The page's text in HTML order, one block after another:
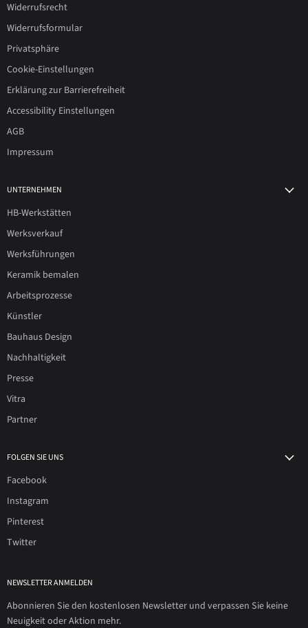
Widerrufsrecht
Widerrufsformular
Privatsphäre
Cookie-Einstellungen
Erklärung zur Barrierefreiheit
Accessibility Einstellungen
AGB
Impressum
UNTERNEHMEN
HB-Werkstätten
Werksverkauf
Werksführungen
Keramik bemalen
Arbeitsprozesse
Künstler
Bauhaus Design
Nachhaltigkeit
Presse
Vitra
Partner
FOLGEN SIE UNS
Facebook
Instagram
Pinterest
Twitter
NEWSLETTER ANMELDEN
Abonnieren Sie den kostenlosen Newsletter und verpassen Sie keine
Neuigkeit oder Aktion mehr.